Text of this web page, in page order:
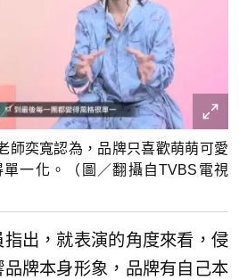
師奕寬認為，品牌只喜歡萌萌可愛
一化。（圖／翻攝自TVBS電視
出，就表演的角度來看，侵
牌本身形象，品牌有自己本